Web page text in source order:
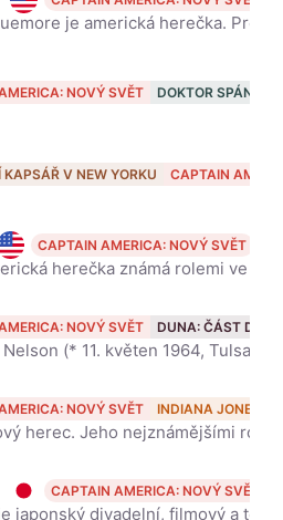
NOVÝ SVĚT DOKTOR SPÁNEK
68
KAPSÁŘ V NEW YORKU CAPTAIN
CAPTAIN AMERICA: NOVÝ SVĚT
62NOVÝ SVĚT DUNA: ČÁST
84 NOVÝ SVĚT INDIANA JONES A
CAPTAIN AMERICA: NOVÝ SVĚT